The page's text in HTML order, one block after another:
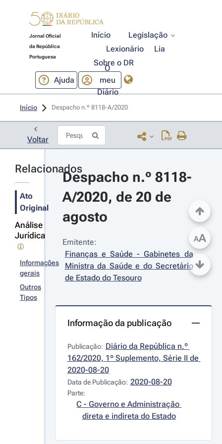
Jornal Oficial
da República
Portuguesa
Início
Legislação
Lexionário
Lia
Sobre o DR
Ajuda
O
meu
Diário
Início Despacho n.º 8118-A/2020
Voltar
Relacionados
Ato
Original
Análise
Jurídica
Informações
gerais
Outros
Tipos
Despacho n.º 8118-
A/2020, de 20 de
agosto
Emitente:
Finanças e Saúde - Gabinetes da
Ministra da Saúde e do Secretário
de Estado do Tesouro
Informação da publicação
Publicação: Diário da República n.º
162/2020, 1º Suplemento, Série II de
2020-08-20
Data de Publicação: 2020-08-20
Parte:
C - Governo e Administração
direta e indireta do Estado
AA